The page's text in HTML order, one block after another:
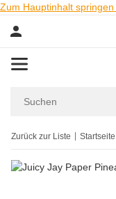
Zum Hauptinhalt springen
Zurück zur Liste Startseite